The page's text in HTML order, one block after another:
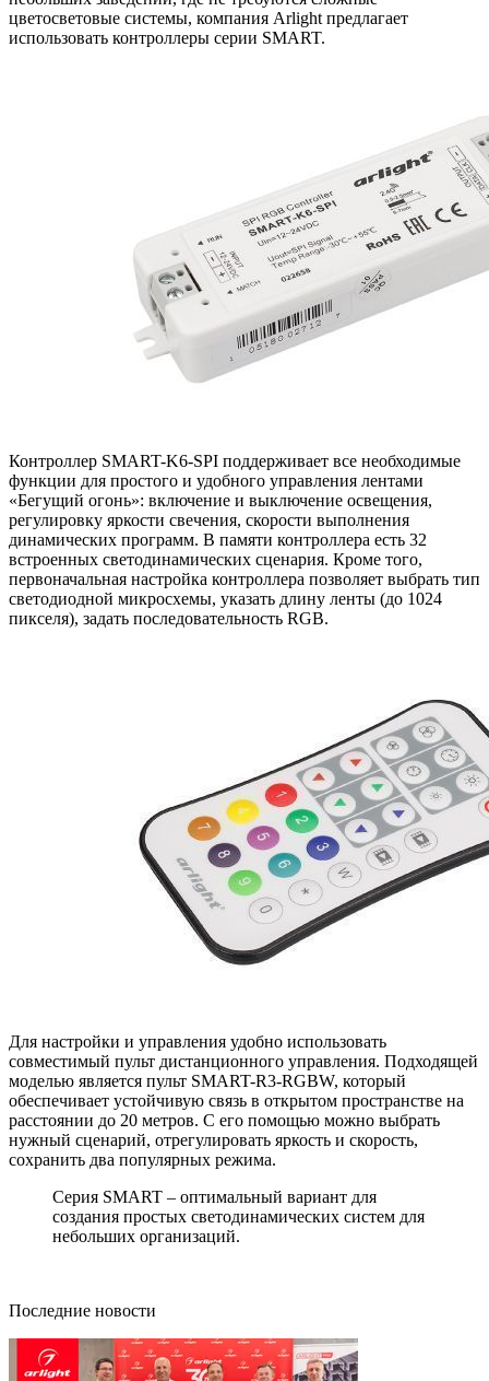
цветосветовые системы, компания Arlight предлагает
использовать контроллеры серии SMART.
Контроллер SMART-K6-SPI поддерживает все необходимые
функции для простого и удобного управления лентами
«Бегущий огонь»: включение и выключение освещения,
регулировку яркости свечения, скорости выполнения
динамических программ. В памяти контроллера есть 32
встроенных светодинамических сценария. Кроме того,
первоначальная настройка контроллера позволяет выбрать тип
светодиодной микросхемы, указать длину ленты (до 1024
пикселя), задать последовательность RGB.
Для настройки и управления удобно использовать
совместимый пульт дистанционного управления. Подходящей
моделью является пульт SMART-R3-RGBW, который
обеспечивает устойчивую связь в открытом пространстве на
расстоянии до 20 метров. С его помощью можно выбрать
нужный сценарий, отрегулировать яркость и скорость,
сохранить два популярных режима.
Серия SMART – оптимальный вариант для
создания простых светодинамических систем для
небольших организаций.
Последние новости